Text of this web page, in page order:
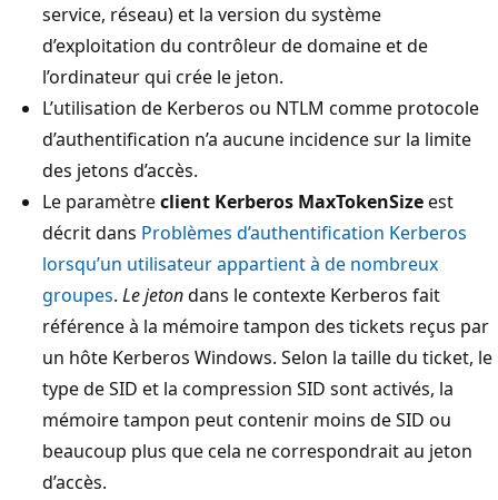
service, réseau) et la version du système
d’exploitation du contrôleur de domaine et de
l’ordinateur qui crée le jeton.
L’utilisation de Kerberos ou NTLM comme protocole
d’authentification n’a aucune incidence sur la limite
des jetons d’accès.
Le paramètreclient Kerberos MaxTokenSizeest
décrit dans Problèmes d’authentification Kerberos
lorsqu’un utilisateur appartient à de nombreux
groupes. Le jetondans le contexte Kerberos fait
référence à la mémoire tampon des tickets reçus par
un hôte Kerberos Windows. Selon la taille du ticket, le
type de SID et la compression SID sont activés, la
mémoire tampon peut contenir moins de SID ou
beaucoup plus que cela ne correspondrait au jeton
d’accès.